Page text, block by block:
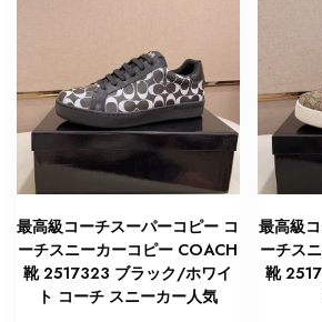
最高級コーチスーパーコピー コ
ーチスニーカーコピー COACH
靴 2517323 ブラック/ホワイ
ト コーチ スニーカー人気
最高級
ーチス
靴